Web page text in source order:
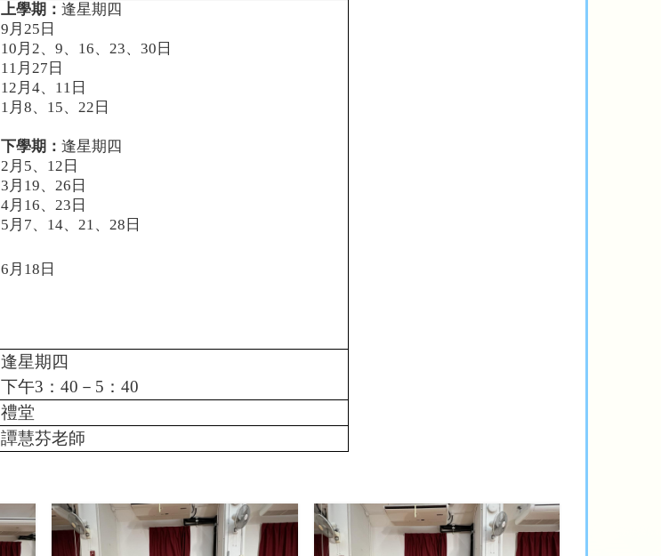
上學期： 逢星期四
9 月 25 日
10 月 2、 9、 16、 23、 30 日
11 月 27 日
12 月 4、 11 日
1 月 8、 15、 22 日
下學期： 逢星期四
2 月 5、 12 日
3 月 19、 26 日
4月 16、 23 日
5 月 7、 14、 21、 28 日
6 月 18 日
逢星期四
下午3 ： 40 － 5 ： 40
禮堂
譚慧芬老師